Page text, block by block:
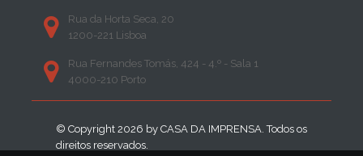
Rua da Horta Seca, 20
1200-221 Lisboa
Rua Fernandes Tomás, 424 - 4.º - Sala 1
4000-210 Porto
© Copyright 2026 by CASA DA IMPRENSA . Todos os
direitos reservados.